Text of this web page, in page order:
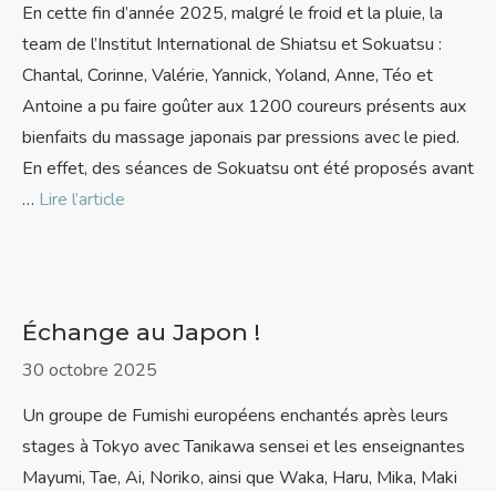
En cette fin d’année 2025, malgré le froid et la pluie, la
team de l’Institut International de Shiatsu et Sokuatsu :
Chantal, Corinne, Valérie, Yannick, Yoland, Anne, Téo et
Antoine a pu faire goûter aux 1200 coureurs présents aux
bienfaits du massage japonais par pressions avec le pied.
En effet, des séances de Sokuatsu ont été proposés avant
… Lire l’article
Échange au Japon !
30 octobre 2025
Un groupe de Fumishi européens enchantés après leurs
stages à Tokyo avec Tanikawa sensei et les enseignantes
Mayumi, Tae, Ai, Noriko, ainsi que Waka, Haru, Mika, Maki